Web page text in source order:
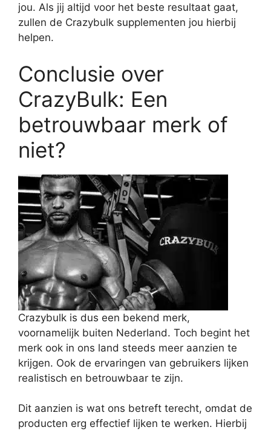
jou. Als jij altijd voor het beste resultaat gaat,
zullen de Crazybulk supplementen jou hierbij
helpen.
Conclusie over
CrazyBulk: Een
betrouwbaar merk of
niet?
Crazybulk is dus een bekend merk,
voornamelijk buiten Nederland. Toch begint het
merk ook in ons land steeds meer aanzien te
krijgen. Ook de ervaringen van gebruikers lijken
realistisch en betrouwbaar te zijn.
Dit aanzien is wat ons betreft terecht, omdat de
producten erg effectief lijken te werken. Hierbij